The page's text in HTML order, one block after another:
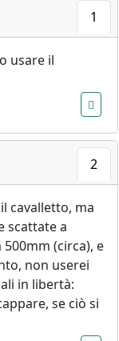
1
usare il
2
cavalletto, ma
scattate a
(circa), e
non userei
in libertà:
se ciò si